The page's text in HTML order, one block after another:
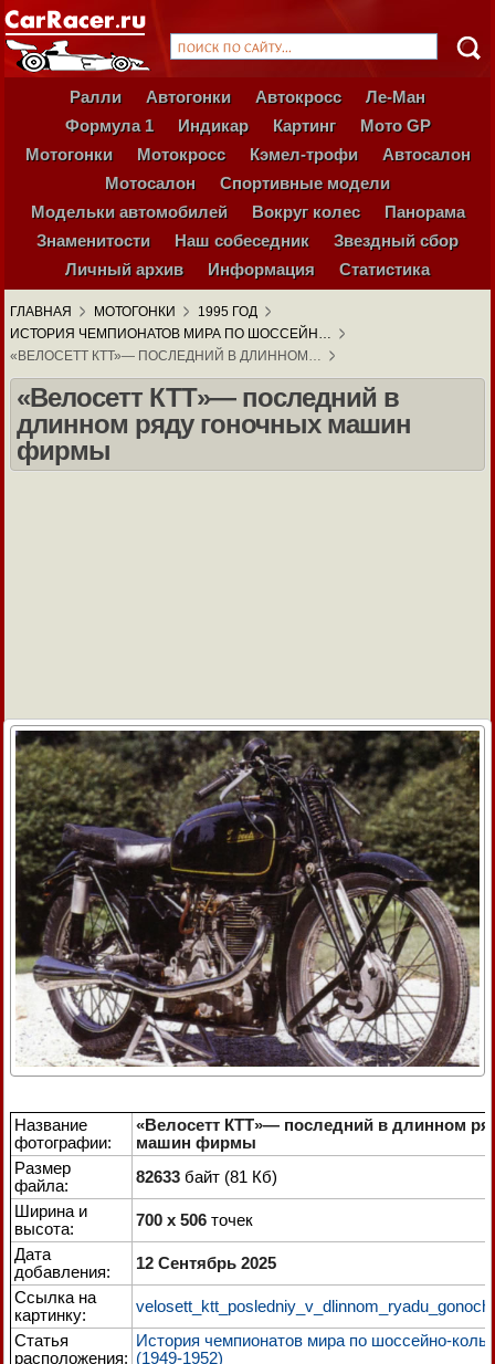
Ралли Автогонки Автокросс
Ле-Ман
Формула 1
Индикар Картинг
Мото GP
Мотогонки
Мотокросс Кэмел-трофи
Автосалон
Мотосалон
Спортивные модели
Модельки автомобилей
Вокруг колес
Панорама
Знаменитости
Наш собеседник
Звездный сбор
Личный архив
Информация Статистика
ГЛАВНАЯ МОТОГОНКИ
1995 ГОД
ИСТОРИЯ ЧЕМПИОНАТОВ МИРА ПО ШОССЕЙН…
«ВЕЛОСЕТТ КТТ»— ПОСЛЕДНИЙ В ДЛИННОМ…
«Велосетт КТТ»— последний в
длинном ряду гоночных машин
фирмы
Название
фотографии:
«Велосетт КТТ»— последний в длинном
машин фирмы
Размер
файла:
82633 байт (81 Кб)
Ширина и
высота:
700 x 506 точек
Дата
добавления:
12 Сентябрь 2025
Ссылка на
картинку:
Статья
расположения:
История чемпионатов мира по шоссейно-
(1949-1952)